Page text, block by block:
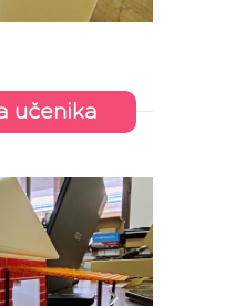
učenika